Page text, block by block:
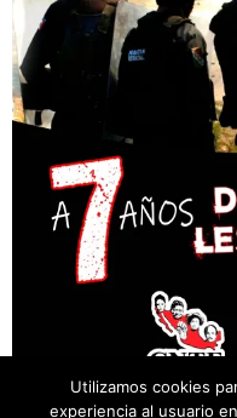
Utilizamos cookies
experiencia al usuario